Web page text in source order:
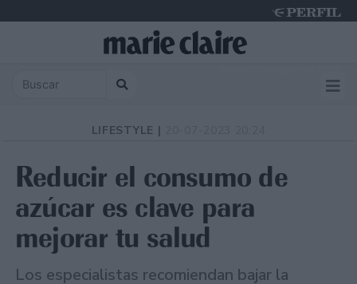
LIFESTYLE |
Reducir el consumo de
azúcar es clave para
mejorar tu salud
Los especialistas recomiendan bajar la